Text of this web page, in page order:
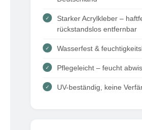
Starker Acrylkleber –
rückstandslos entfernbar
Wasserfest &
Pflegeleicht – feucht
UV-beständig, keine